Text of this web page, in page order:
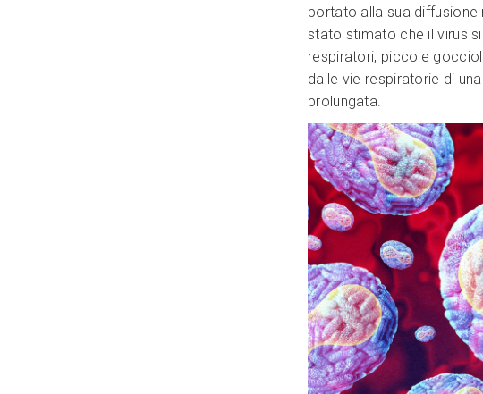
portato alla sua diffusione
stato stimato che il virus
respiratori, piccole
dalle vie respiratorie di
prolungata.